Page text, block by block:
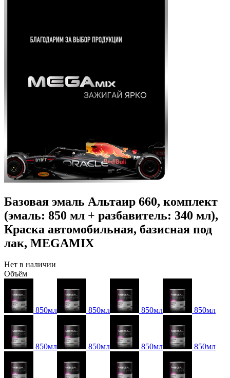
Базовая эмаль Альтаир 660, комплект
(эмаль: 850 мл + разбавитель: 340 мл),
Краска автомобильная, базисная под
лак, MEGAMIX
Нет в наличии
Объём
850мл 850мл 850мл 850мл
850мл 850мл 850мл 850мл